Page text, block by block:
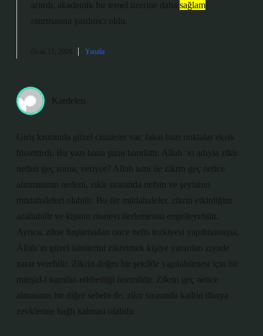
artırdı, akademik bir temel üzerine daha sağlam
oturmasına yardımcı oldu.
Ocak 15, 2026 Yanıtla
Kardelen
Giriş kısmında güzel cümleler var, fakat bazı noktalar eksik
hissettirdi. Bu yazı bana şunu hatırlattı: Allah ‘ın adıyla zikir
neden geç sonuç veriyor? Allah ismi ile zikrin geç netice
alınmasının nedeni, zikir sırasında nefsin ve şeytanın
müdahaleleri olabilir. Bu tür müdahaleler, zikrin etkinliğini
azaltabilir ve kişinin manevi ilerlemesini engelleyebilir.
Ayrıca, zikre başlamadan önce nefis tezkiyesi yapılmamışsa,
Allah’ın güzel isimlerini zikretmek kişiye yarardan ziyade
zarar verebilir. Zikrin doğru bir şekilde yapılabilmesi için bir
mürşid-i kamilin rehberliği önemlidir. Zikrin geç netice
almasının bir diğer sebebi de, zikir sırasında kalbin dünya
zevklerine bağlı kalması olabilir.